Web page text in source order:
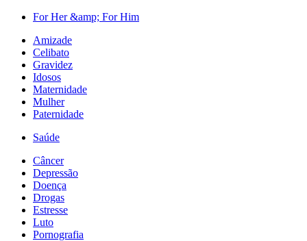
For Her &amp; For Him
Amizade
Celibato
Gravidez
Idosos
Maternidade
Mulher
Paternidade
Saúde
Câncer
Depressão
Doença
Drogas
Estresse
Luto
Pornografia